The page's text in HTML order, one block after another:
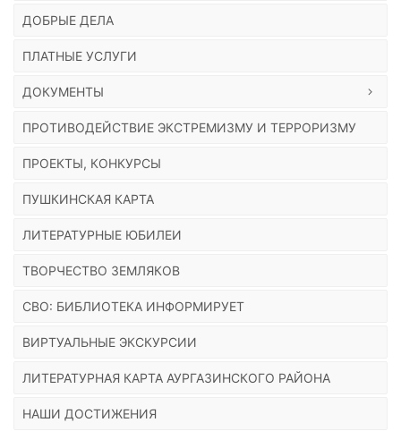
ДОБРЫЕ ДЕЛА
ПЛАТНЫЕ УСЛУГИ
ДОКУМЕНТЫ
ПРОТИВОДЕЙСТВИЕ ЭКСТРЕМИЗМУ И ТЕРРОРИЗМУ
ПРОЕКТЫ, КОНКУРСЫ
ПУШКИНСКАЯ КАРТА
ЛИТЕРАТУРНЫЕ ЮБИЛЕИ
ТВОРЧЕСТВО ЗЕМЛЯКОВ
СВО: БИБЛИОТЕКА ИНФОРМИРУЕТ
ВИРТУАЛЬНЫЕ ЭКСКУРСИИ
ЛИТЕРАТУРНАЯ КАРТА АУРГАЗИНСКОГО РАЙОНА
НАШИ ДОСТИЖЕНИЯ